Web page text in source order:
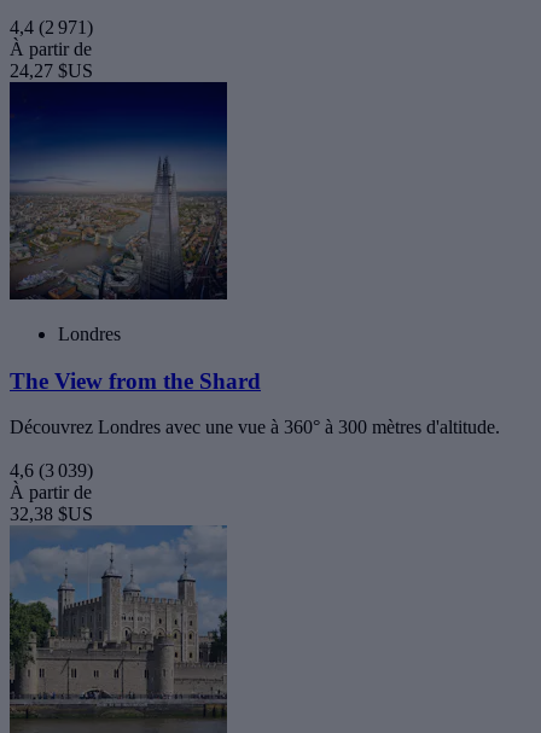
4,4 (2 971)
À partir de
24,27 $US
Londres
The View from the Shard
Découvrez Londres avec une vue à 360° à 300 mètres d'altitude.
4,6 (3 039)
À partir de
32,38 $US